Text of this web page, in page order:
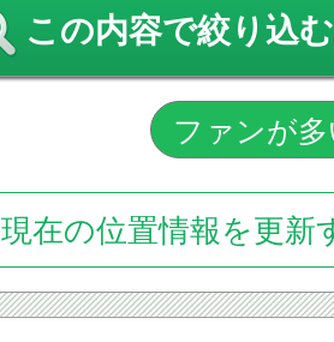
この内容で絞り込む
現在の位置情報を更新